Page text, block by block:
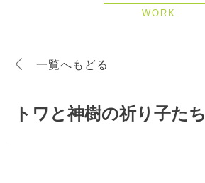
WORK
一覧へもどる
トワと神樹の祈り子たち